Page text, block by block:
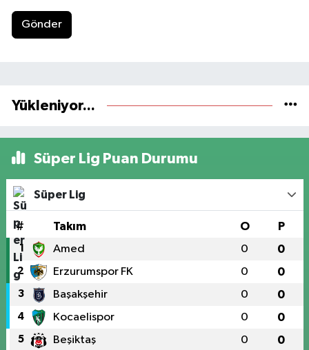
Gönder
Yükleniyor...
Süper Lig Puan Durumu
Süper Lig
# Takım O P
1 Amed 0 0
2 Erzurumspor FK 0 0
3 Başakşehir 0 0
4 Kocaelispor 0 0
5 Beşiktaş 0 0